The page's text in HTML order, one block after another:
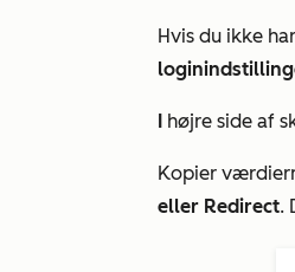
Hvis du ikke
I højre side af
Kopier
eller Redirect.